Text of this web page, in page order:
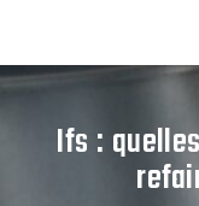
Ifs :